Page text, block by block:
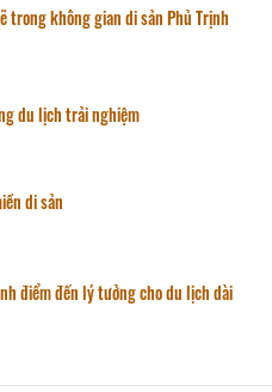
trong không gian di sản Phủ Trịnh
du lịch trải nghiệm
di sản
điểm đến lý tưởng cho du lịch dài